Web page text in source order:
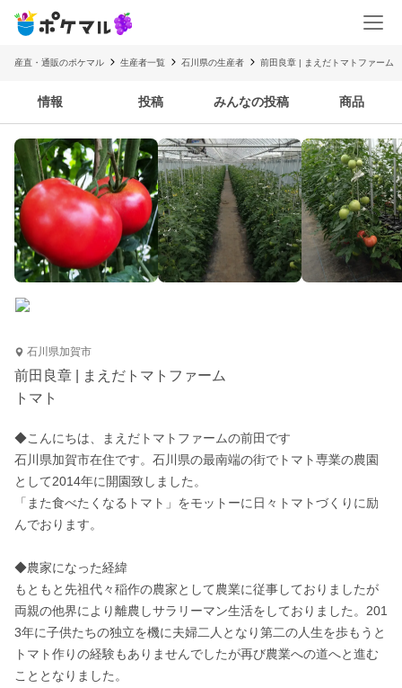
産直・通販のポケマル 生産者一覧 石川県の生産者 前田良章 | まえだトマトファーム
情報 投稿 みんなの投稿 商品
石川県加賀市
前田良章 | まえだトマトファーム
トマト
◆こんにちは、まえだトマトファームの前田です
石川県加賀市在住です。石川県の最南端の街でトマト専業の農園
として2014年に開園致しました。
「また食べたくなるトマト」をモットーに日々トマトづくりに励
んでおります。
◆農家になった経緯
もともと先祖代々稲作の農家として農業に従事しておりましたが
両親の他界により離農しサラリーマン生活をしておりました。201
3年に子供たちの独立を機に夫婦二人となり第二の人生を歩もうと
トマト作りの経験もありませんでしたが再び農業への道へと進む
こととなりました。